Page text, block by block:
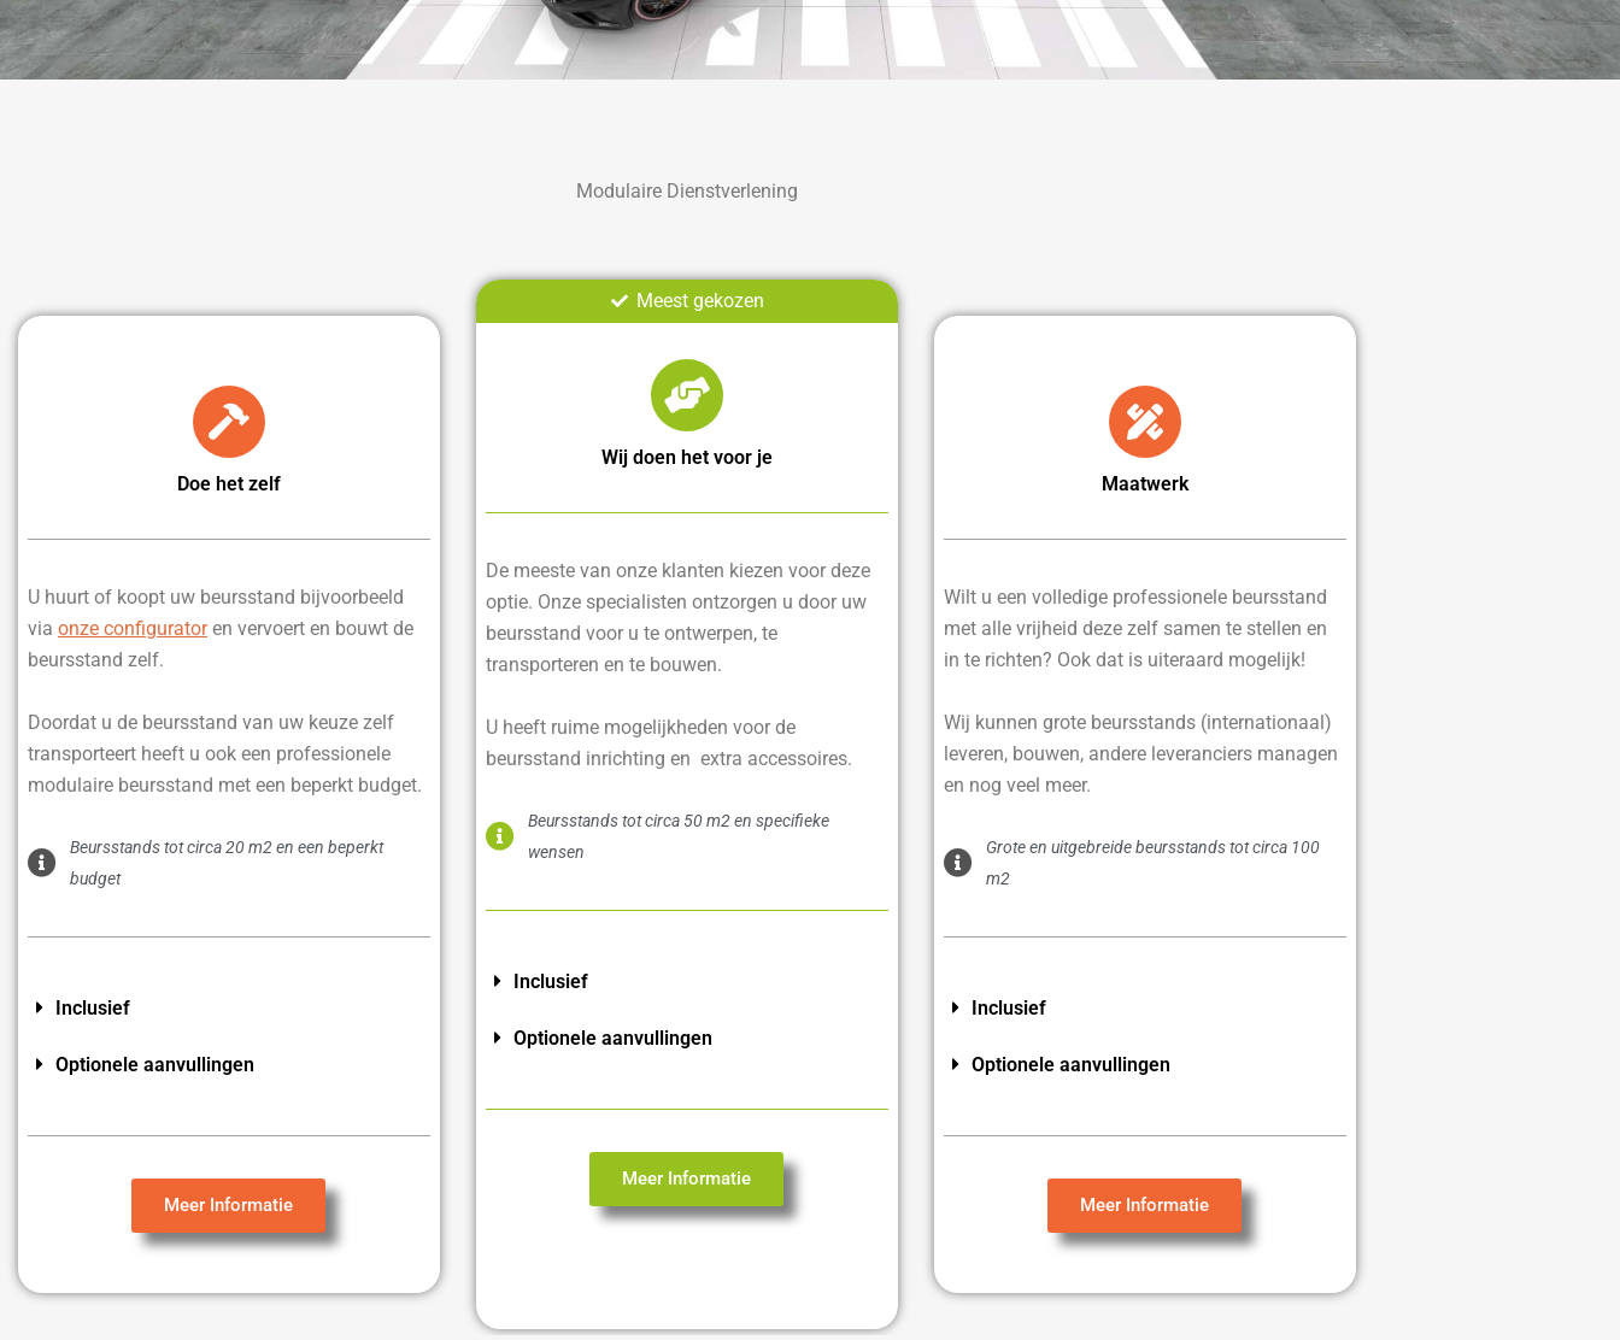
Modulaire Dienstverlening
Doe het zelf
U huurt of koopt uw beursstand bijvoorbeeld
via onze configuratoren vervoert en bouwt de
beursstand zelf.
Doordat u de beursstand van uw keuze zelf
transporteert heeft u ook een professionele
modulaire beursstand met een beperkt budget.
Beursstands tot circa 20 m2 en een beperkt
budget
Inclusief
Optionele aanvullingen
Meer Informatie
Meest gekozen
Wij doen het voor je
De meeste van onze klanten kiezen voor deze
optie. Onze specialisten ontzorgen u door uw
beursstand voor u te ontwerpen, te
transporteren en te bouwen.
U heeft ruime mogelijkheden voor de
beursstand inrichting en extra accessoires.
Beursstands tot circa 50 m2 en specifieke
wensen
Inclusief
Optionele aanvullingen
Meer Informatie
Maatwerk
Wilt u een volledige professionele beursstand
met alle vrijheid deze zelf samen te stellen en
in te richten? Ook dat is uiteraard mogelijk!
Wij kunnen grote beursstands (internationaal)
leveren, bouwen, andere leveranciers managen
en nog veel meer.
Grote en uitgebreide beursstands tot circa 100
m2
Inclusief
Optionele aanvullingen
Meer Informatie